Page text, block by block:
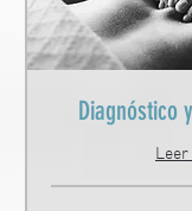
Diagnóstico
Leer